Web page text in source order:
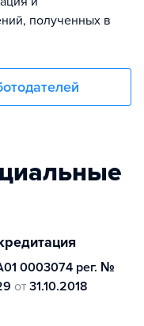
полученных в
0003074 рег. №
от 31.10.2018